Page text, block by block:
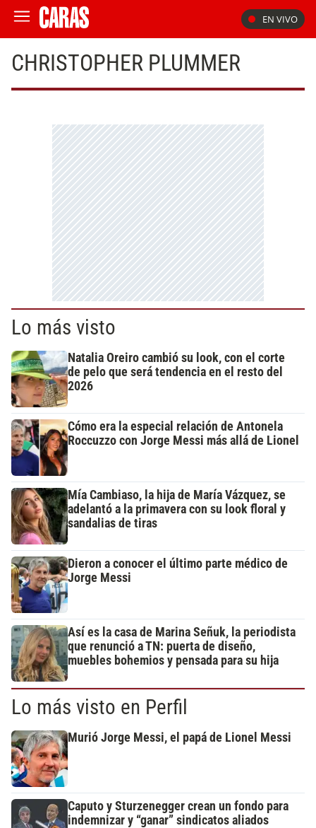
EN VIVO
CHRISTOPHER PLUMMER
Lo más visto
Natalia Oreiro cambió su look, con el corte
de pelo que será tendencia en el resto del
2026
Cómo era la especial relación de Antonela
Roccuzzo con Jorge Messi más allá de Lionel
Mía Cambiaso, la hija de María Vázquez, se
adelantó a la primavera con su look floral y
sandalias de tiras
Dieron a conocer el último parte médico de
Jorge Messi
Así es la casa de Marina Señuk, la periodista
que renunció a TN: puerta de diseño,
muebles bohemios y pensada para su hija
Lo más visto en Perfil
Murió Jorge Messi, el papá de Lionel Messi
Caputo y Sturzenegger crean un fondo para
indemnizar y “ganar” sindicatos aliados